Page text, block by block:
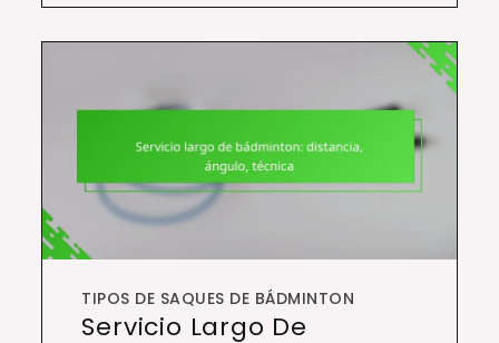
TIPOS DE SAQUES DE BÁDMINTON
Servicio Largo De